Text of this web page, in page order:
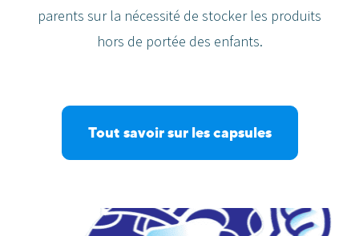
parents sur la nécessité de stocker les produits
hors de portée des enfants.
Tout savoir sur les capsules